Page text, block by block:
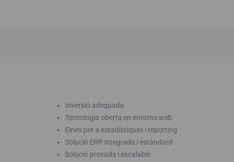
Inversió adequada
Tecnologia oberta en entorns web
Eines per a estadístiques i reporting
Solució ERP integrada i estàndard
Solució provada i escalable